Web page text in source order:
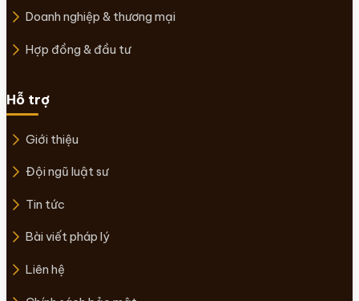
Doanh nghiệp & thương mại
Hợp đồng & đầu tư
Hỗ trợ
Giới thiệu
Đội ngũ luật sư
Tin tức
Bài viết pháp lý
Liên hệ